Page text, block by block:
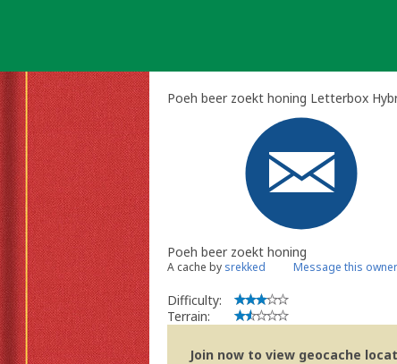
Poeh beer zoekt honing Letterbox
Poeh beer zoekt honing
A cache by srekked Message this owner
Difficulty:
Terrain:
Join now to view geocache